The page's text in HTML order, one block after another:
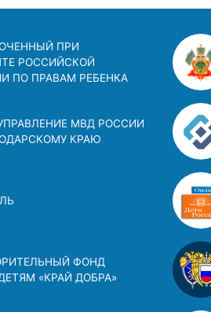
ПРИ
РОССИЙСКОЙ
ПО ПРАВАМ РЕБЕНКА
МВД РОССИИ
КРАЮ
ФОНД
«КРАЙ ДОБРА»